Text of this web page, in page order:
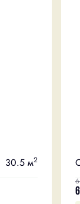
30.5 м2